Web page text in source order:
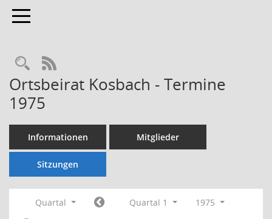
Toggle navigation
Rechercheauswahl
RSS-Feed
Ortsbeirat Kosbach - Termine
1975
Informationen Mitglieder
Sitzungen
Quartal Quartal 1
1975